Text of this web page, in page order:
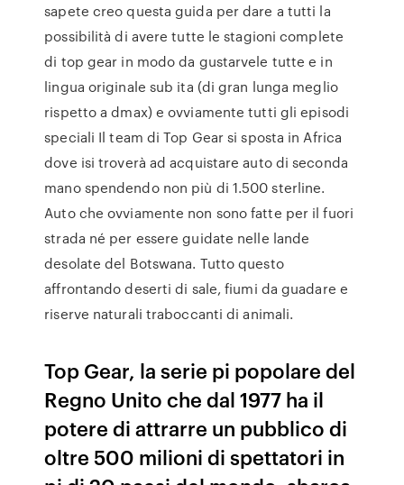
sapete creo questa guida per dare a tutti la
possibilità di avere tutte le stagioni complete
di top gear in modo da gustarvele tutte e in
lingua originale sub ita (di gran lunga meglio
rispetto a dmax) e ovviamente tutti gli episodi
speciali Il team di Top Gear si sposta in Africa
dove isi troverà ad acquistare auto di seconda
mano spendendo non più di 1.500 sterline.
Auto che ovviamente non sono fatte per il fuori
strada né per essere guidate nelle lande
desolate del Botswana. Tutto questo
affrontando deserti di sale, fiumi da guadare e
riserve naturali traboccanti di animali.
Top Gear, la serie pi popolare del
Regno Unito che dal 1977 ha il
potere di attrarre un pubblico di
oltre 500 milioni di spettatori in